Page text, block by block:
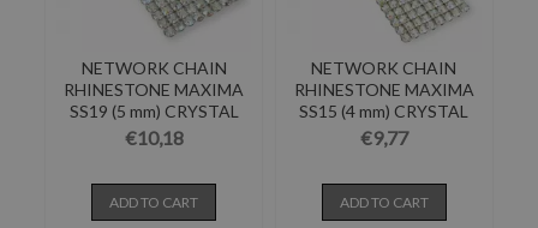
NETWORK CHAIN
RHINESTONE MAXIMA
SS19 (5 mm) CRYSTAL
AB...
€10,18
ADD TO CART
NETWORK CHAIN
RHINESTONE MAXIMA
SS15 (4 mm) CRYSTAL
AB...
€9,77
ADD TO CART